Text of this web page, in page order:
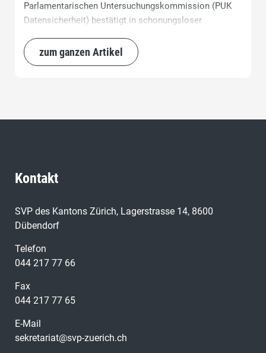
Parlamentarischen Untersuchungskommission (PUK
Datensicherheit) bestätigt in schonungsloser
Direktion der Justiz und des Innern (JI) von
Regierungsrätin Jacqueline Fehr herrschen seit Jahren
zum ganzen Artikel
Kontakt
SVP des Kantons Zürich, Lagerstrasse 14, 8600
Dübendorf
Telefon
044 217 77 66
Fax
044 217 77 65
E-Mail
sekretariat@svp-zuerich.ch